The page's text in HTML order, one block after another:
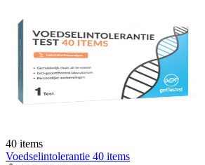
40 items
Voedselintolerantie 40 items